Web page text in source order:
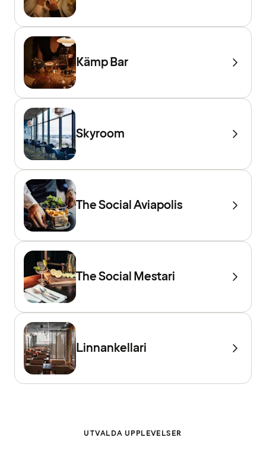
Kämp Bar
Skyroom
The Social Aviapolis
The Social Mestari
Linnankellari
UTVALDA UPPLEVELSER